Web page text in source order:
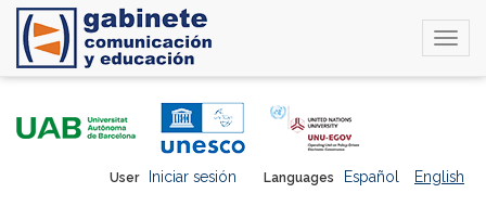
Languages Español English
User Iniciar sesión